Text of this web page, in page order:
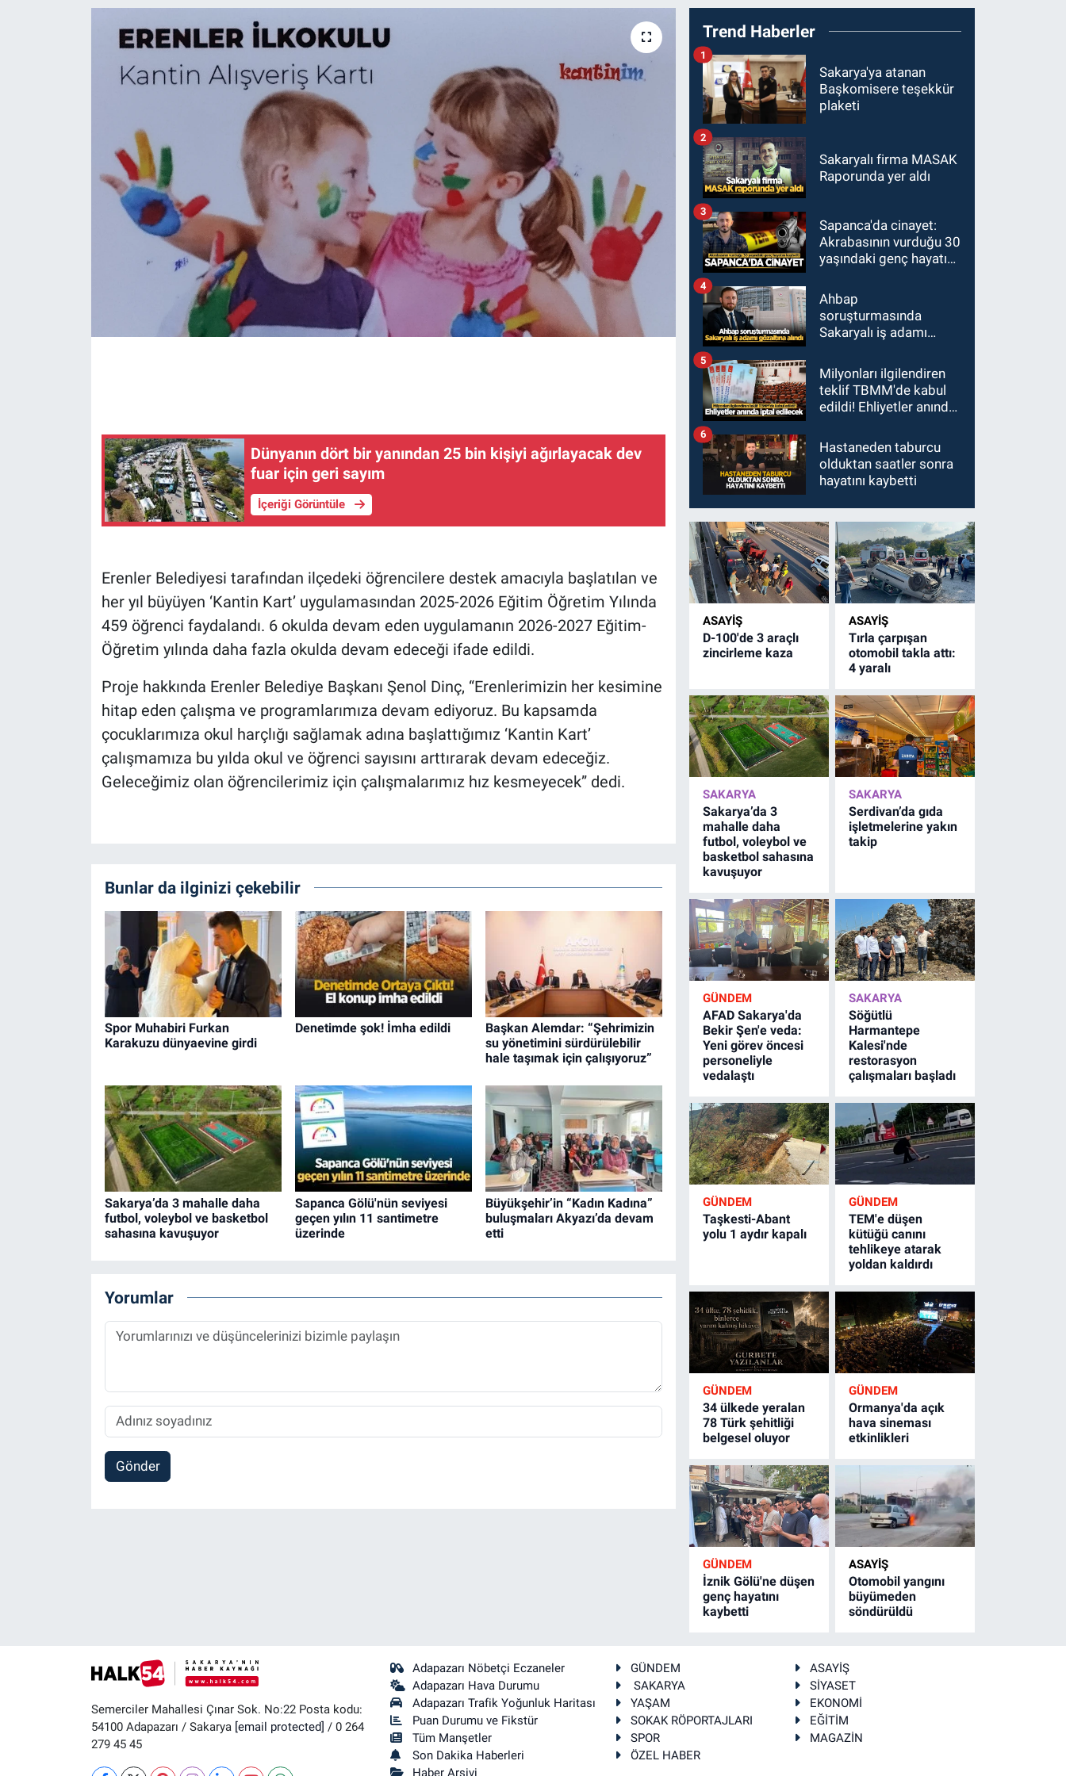
Dünyanın dört bir yanından 25 bin kişiyi ağırlayacak dev
fuar için geri sayım
İçeriği Görüntüle
Erenler Belediyesi tarafından ilçedeki öğrencilere destek amacıyla başlatılan ve
her yıl büyüyen ‘Kantin Kart’ uygulamasından 2025-2026 Eğitim Öğretim Yılında
459 öğrenci faydalandı. 6 okulda devam eden uygulamanın 2026-2027 Eğitim-
Öğretim yılında daha fazla okulda devam edeceği ifade edildi.
Proje hakkında Erenler Belediye Başkanı Şenol Dinç, “Erenlerimizin her kesimine
hitap eden çalışma ve programlarımıza devam ediyoruz. Bu kapsamda
çocuklarımıza okul harçlığı sağlamak adına başlattığımız ‘Kantin Kart’
çalışmamıza bu yılda okul ve öğrenci sayısını arttırarak devam edeceğiz.
Geleceğimiz olan öğrencilerimiz için çalışmalarımız hız kesmeyecek” dedi.
Bunlar da ilginizi çekebilir
Spor Muhabiri Furkan
Karakuzu dünyaevine girdi
Denetimde şok! İmha edildi
Başkan Alemdar: “Şehrimizin
su yönetimini sürdürülebilir
hale taşımak için çalışıyoruz”
Sakarya’da 3 mahalle daha
futbol, voleybol ve basketbol
sahasına kavuşuyor
Sapanca Gölü'nün seviyesi
geçen yılın 11 santimetre
üzerinde
Büyükşehir’in “Kadın Kadına”
buluşmaları Akyazı’da devam
etti
Yorumlar
Gönder
Trend Haberler
Sakarya'ya atanan
Başkomisere teşekkür
plaketi
1
Sakaryalı firma MASAK
Raporunda yer aldı
2
Sapanca'da cinayet:
Akrabasının vurduğu 30
yaşındaki genç hayatını
3
Ahbap
soruşturmasında
Sakaryalı iş adamı
4
Milyonları ilgilendiren
teklif TBMM'de kabul
edildi! Ehliyetler anında
5
Hastaneden taburcu
olduktan saatler sonra
hayatını kaybetti
6
ASAYİŞ
D-100'de 3 araçlı
zincirleme kaza
ASAYİŞ
Tırla çarpışan
otomobil takla attı:
4 yaralı
SAKARYA
Sakarya’da 3
mahalle daha
futbol, voleybol ve
basketbol sahasına
kavuşuyor
SAKARYA
Serdivan’da gıda
işletmelerine yakın
takip
GÜNDEM
AFAD Sakarya'da
Bekir Şen'e veda:
Yeni görev öncesi
personeliyle
vedalaştı
SAKARYA
Söğütlü
Harmantepe
Kalesi'nde
restorasyon
çalışmaları başladı
GÜNDEM
Taşkesti-Abant
yolu 1 aydır kapalı
GÜNDEM
TEM'e düşen
kütüğü canını
tehlikeye atarak
yoldan kaldırdı
GÜNDEM
34 ülkede yeralan
78 Türk şehitliği
belgesel oluyor
GÜNDEM
Ormanya'da açık
hava sineması
etkinlikleri
GÜNDEM
İznik Gölü'ne düşen
genç hayatını
kaybetti
ASAYİŞ
Otomobil yangını
büyümeden
söndürüldü
Semerciler Mahallesi Çınar Sok. No:22 Posta kodu:
54100 Adapazarı / Sakarya [email protected] / 0 264
279 45 45
Adapazarı Nöbetçi Eczaneler
Adapazarı Hava Durumu
Adapazarı Trafik Yoğunluk Haritası
Puan Durumu ve Fikstür
Tüm Manşetler
Son Dakika Haberleri
Haber Arşivi
GÜNDEM
ASAYİŞ
SAKARYA
SİYASET
YAŞAM
EKONOMİ
SOKAK RÖPORTAJLARI
EĞİTİM
SPOR
MAGAZİN
ÖZEL HABER
HALK54 PANORAMA